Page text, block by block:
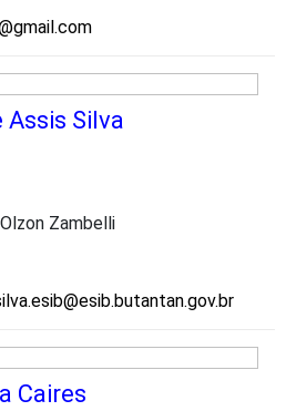
Assis Silva
Zambelli
Caires